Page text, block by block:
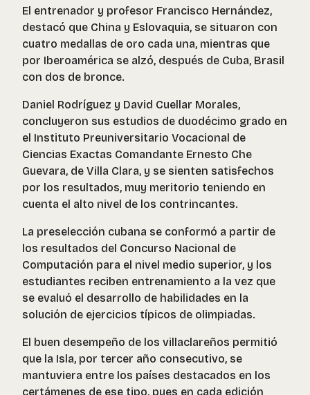
El entrenador y profesor Francisco Hernández,
destacó que China y Eslovaquia, se situaron con
cuatro medallas de oro cada una, mientras que
por Iberoamérica se alzó, después de Cuba, Brasil
con dos de bronce.
Daniel Rodríguez y David Cuellar Morales,
concluyeron sus estudios de duodécimo grado en
el Instituto Preuniversitario Vocacional de
Ciencias Exactas Comandante Ernesto Che
Guevara, de Villa Clara, y se sienten satisfechos
por los resultados, muy meritorio teniendo en
cuenta el alto nivel de los contrincantes.
La preselección cubana se conformó a partir de
los resultados del Concurso Nacional de
Computación para el nivel medio superior, y los
estudiantes reciben entrenamiento a la vez que
se evaluó el desarrollo de habilidades en la
solución de ejercicios típicos de olimpiadas.
El buen desempeño de los villaclareños permitió
que la Isla, por tercer año consecutivo, se
mantuviera entre los países destacados en los
certámenes de ese tipo, pues en cada edición